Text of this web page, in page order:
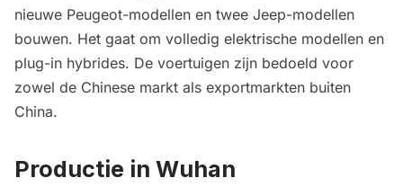
nieuwe Peugeot-modellen en twee Jeep-modellen
bouwen. Het gaat om volledig elektrische modellen en
plug-in hybrides. De voertuigen zijn bedoeld voor
zowel de Chinese markt als exportmarkten buiten
China.
Productie in Wuhan